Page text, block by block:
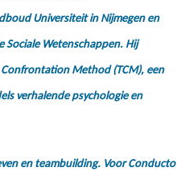
Universiteit in Nijmegen en
Sociale Wetenschappen. Hij
Method (TCM), een
verhalende psychologie en
en teambuilding. Voor Conducto